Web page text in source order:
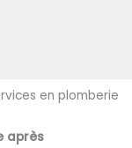
en plomberie
après